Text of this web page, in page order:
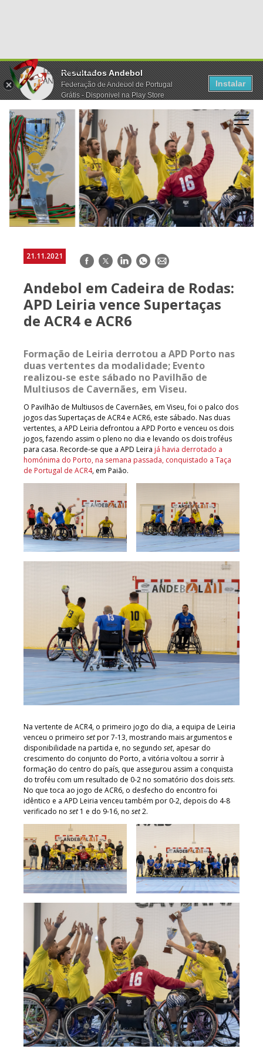
Resultados Andebol
Federação de Andebol de Portugal
Grátis - Disponivel na Play Store
Instalar
21.11.2021 Facebook
TwitterLinkedInWhatsApp
E-
Andebol em Cadeira de Rodas:
APD Leiria vence Supertaças
de ACR4 e ACR6
Formação de Leiria derrotou a APD Porto nas
duas vertentes da modalidade; Evento
realizou-se este sábado no Pavilhão de
Multiusos de Cavernães, em Viseu.
O Pavilhão de Multiusos de Cavernães, em Viseu, foi o palco dos
jogos das Supertaças de ACR4 e ACR6, este sábado. Nas duas
vertentes, a APD Leiria defrontou a APD Porto e venceu os dois
jogos, fazendo assim o pleno no dia e levando os dois troféus
para casa. Recorde-se que a APD Leira já havia derrotado a
homónima do Porto, na semana passada, conquistado a Taça
de Portugal de ACR4, em Paião.
Na vertente de ACR4, o primeiro jogo do dia, a equipa de Leiria
venceu o primeiro setpor 7-13, mostrando mais argumentos e
disponibilidade na partida e, no segundo set, apesar do
crescimento do conjunto do Porto, a vitória voltou a sorrir à
formação do centro do país, que assegurou assim a conquista
do troféu com um resultado de 0-2 no somatório dos doissets.
No que toca ao jogo de ACR6, o desfecho do encontro foi
idêntico e a APD Leiria venceu também por 0-2, depois do 4-8
verificado no set1 e do 9-16, no set2.